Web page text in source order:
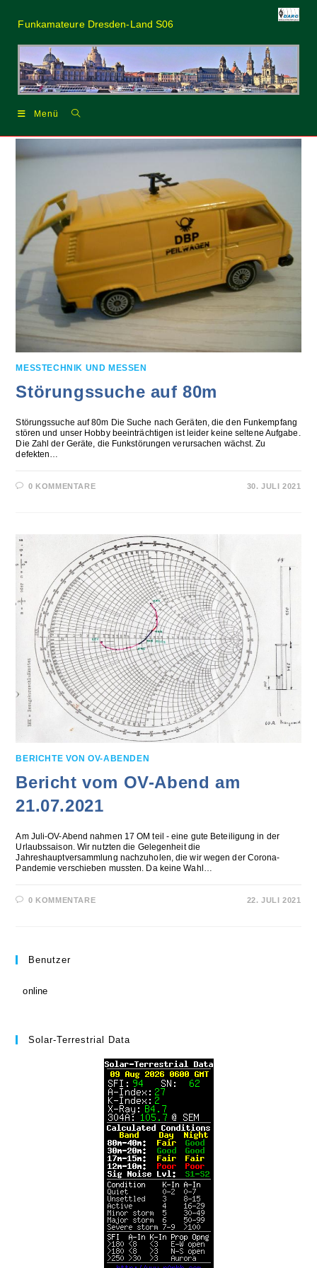
Inhalt
springen
Funkamateure Dresden-Land S06
Menü
MESSTECHNIK UND MESSEN
Störungssuche auf 80m
Störungssuche auf 80m Die Suche nach Geräten, die den Funkempfang
stören und unser Hobby beeinträchtigen ist leider keine seltene Aufgabe.
Die Zahl der Geräte, die Funkstörungen verursachen wächst. Zu
defekten…
0 KOMMENTARE 30. JULI 2021
BERICHTE VON OV-ABENDEN
Bericht vom OV-Abend am
21.07.2021
Am Juli-OV-Abend nahmen 17 OM teil - eine gute Beteiligung in der
Urlaubssaison. Wir nutzten die Gelegenheit die
Jahreshauptversammlung nachzuholen, die wir wegen der Corona-
Pandemie verschieben mussten. Da keine Wahl…
0 KOMMENTARE 22. JULI 2021
Benutzer
online
Solar-Terrestrial Data